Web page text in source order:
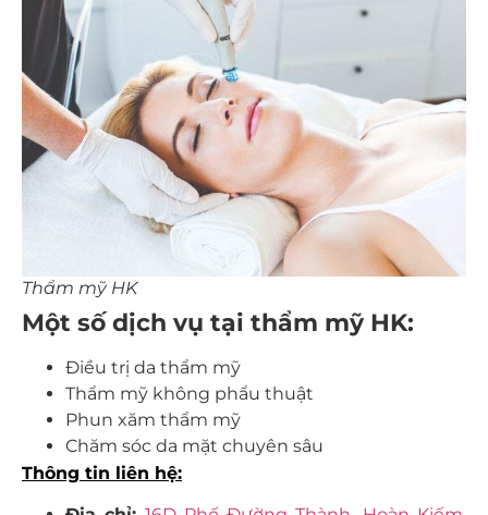
Thẩm mỹ HK
Một số dịch vụ tại thẩm mỹ HK:
Điều trị da thẩm mỹ
Thẩm mỹ không phẩu thuật
Phun xăm thẩm mỹ
Chăm sóc da mặt chuyên sâu
Thông tin liên hệ: